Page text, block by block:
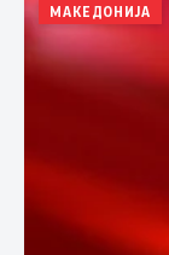
МАКЕДОНИЈА